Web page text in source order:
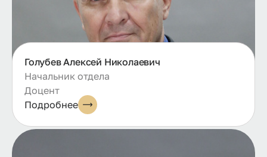
Голубев Алексей Николаевич
Начальник отдела
Доцент
Подробнее